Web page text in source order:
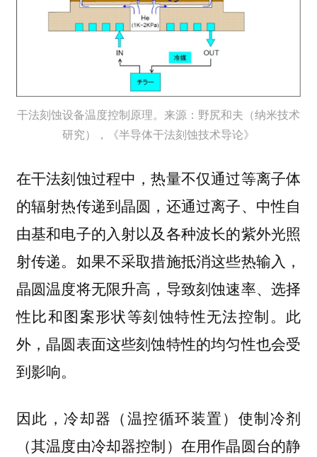
干法刻蚀设备温度控制原理。来源：野尻和夫（纳米技术
研究），《半导体干法刻蚀技术导论》
在干法刻蚀过程中，热量不仅通过等离子体
的辐射热传递到晶圆，还通过离子、中性自
由基和电子的入射以及各种波长的紫外光照
射传递。如果不采取措施抵消这些热输入，
晶圆温度将无限升高，导致刻蚀速率、选择
性比和图案形状等刻蚀特性无法控制。此
外，晶圆表面这些刻蚀特性的均匀性也会受
到影响。
因此，冷却器（温控循环装置）使制冷剂
（其温度由冷却器控制）在用作晶圆台的静